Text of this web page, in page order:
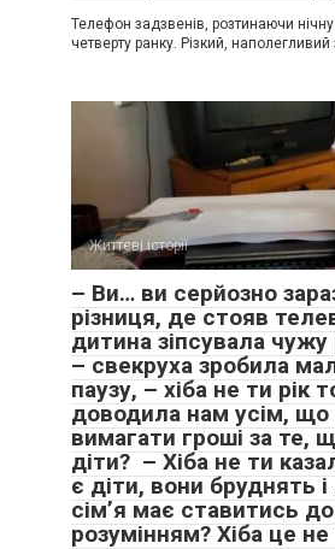
Телефон задзвенів, розтинаючи нічну
четверту ранку. Різкий, наполегливий
Життєві історії
– Ви… ви серйозно
різниця, де стояв
дитина зіпсувала чужу
– свекруха зробила
паузу, – хіба не ти рік
доводила нам усім,
вимагати гроші за те,
діти? – Хіба не ти
є діти, вони бруднять
сім’я має ставитись
розумінням? Хіба це